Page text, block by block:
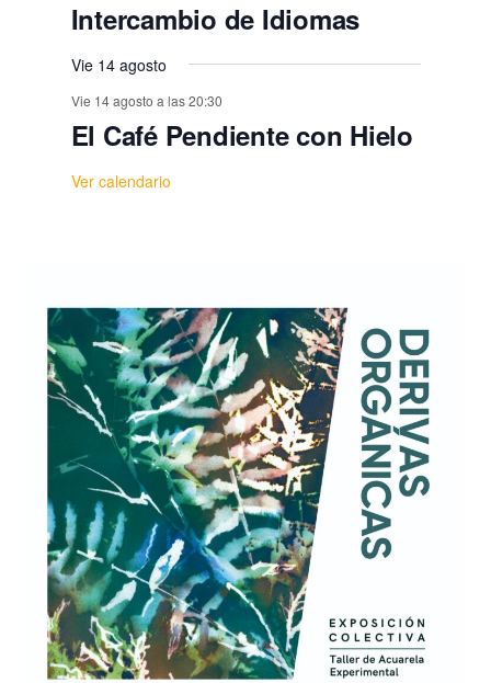
Intercambio de Idiomas
Vie 14 agosto
Vie 14 agosto a las 20:30
El Café Pendiente con Hielo
Ver calendario